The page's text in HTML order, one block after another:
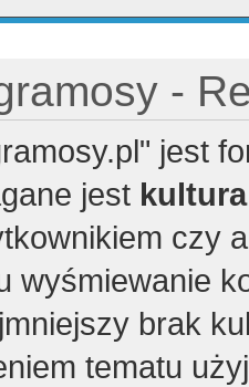
-
jest
jest
czy
wyśmiewanie
brak
tematu